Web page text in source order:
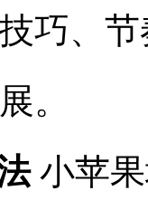
巧、
。
小苹果